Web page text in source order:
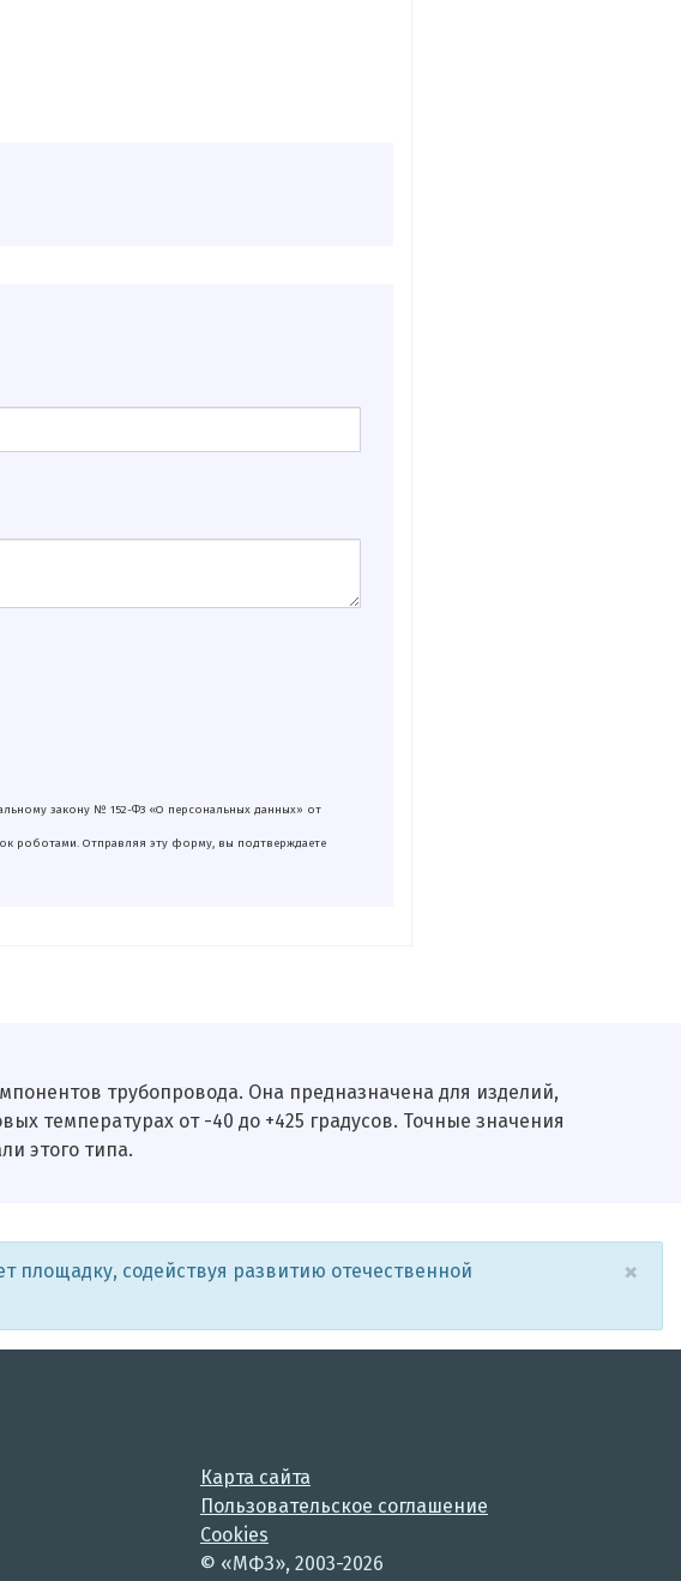
закону № 152-ФЗ «О персональных данных» от
роботами. Отправляя эту форму, вы подтверждаете
трубопровода. Она предназначена для изделий,
температурах от -40 до +425 градусов. Точные значения
этого типа.
×
площадку, содействуя развитию отечественной
Карта сайта
Пользовательское соглашение
Cookies
© «МФЗ», 2003-2026